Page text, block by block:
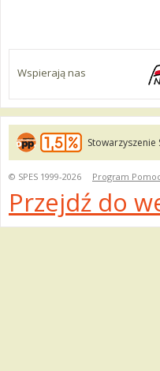
Wspierają nas
Stowarzyszenie
© SPES 1999-2026 Program
Przejdź do